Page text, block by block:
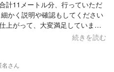
計11メートル分、行っていただ
かく説明や確認もしてください
上がって、大変満足していま
た。 また機会がありましたらぜ
続きを読む
さん